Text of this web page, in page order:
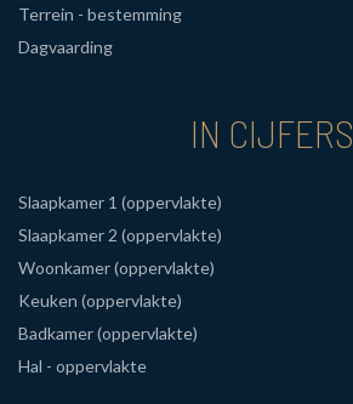
Terrein - bestemming
Dagvaarding
IN CIJFERS
Slaapkamer 1 (oppervlakte)
Slaapkamer 2 (oppervlakte)
Woonkamer (oppervlakte)
Keuken (oppervlakte)
Badkamer (oppervlakte)
Hal - oppervlakte